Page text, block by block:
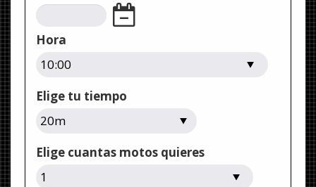
Hora
Elige tu tiempo
Elige cuantas motos quieres